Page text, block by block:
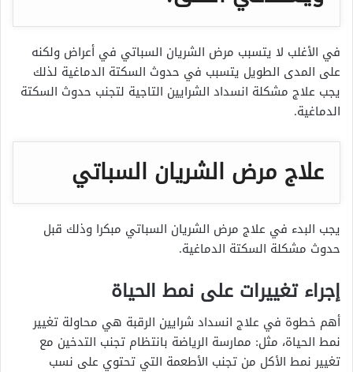
في الأغلب لا يتسبب مرض الشريان السباتي في أعراض ولكنه
على المدى الطويل يتسبب في حدوث السكتة الدماغية لذلك
يجب علاج مشكلة انسداد الشرايين التاجية لتجنب حدوث السكتة
الدماغية.
علاج مرض الشريان السباتي
يجب البدء في علاج مرض الشريان السباتي مبكرا وذلك قبل
حدوث مشكلة السكتة الدماغية.
إجراء تغييرات على نمط الحياة
أهم خطوة في علاج انسداد شرايين الرقبة هي محاولة تغيير
نمط الحياة، مثل: ممارسة الرياضة بانتظام تجنب التدخين مع
تغيير نمط الأكل من تجنب الأطعمة التي تحتوي على نسب